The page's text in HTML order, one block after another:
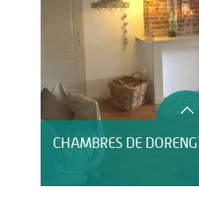
CHAMBRES DE DORENGT